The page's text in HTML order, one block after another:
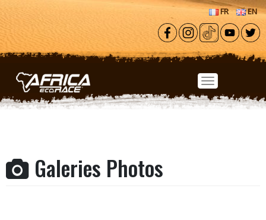
Aller au contenu principal
FR EN
Galeries Photos